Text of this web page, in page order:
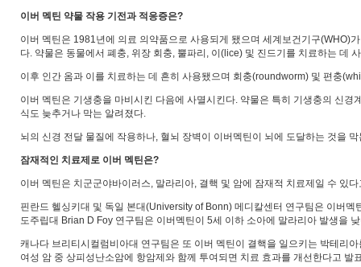
이버 멕틴 약물 작용 기전과 적응증은?
이버 멕틴은 1981년에 의료 의약품으로 사용되게 됐으며 세계보건기구
다. 약물은 동물에서 폐충, 위장 회충, 뿔파리, 이(lice) 및 진드기를 치료하는 데
이후 인간 옴과 이를 치료하는 데 흔히 사용됐으며 회충(roundworm) 및 편충
이버 멕틴은 기생충을 마비시킨 다음에 사멸시킨다. 약물은 특히 기생충의 신
식도 늦추거나 막는 알려졌다.
뇌의 신경 전달 물질에 작용하나, 혈뇌 장벽이 이버멕틴이 뇌에 도달하는 것을
잠재적인 치료제로 이버 멕틴은?
이버 멕틴은 치군군야바이러스, 말라리아, 결핵 및 암에 잠재적 치료제일 수 있
핀란드 헬싱키대 및 독일 본대(University of Bonn) 메디칼센터 연구팀은 이버
도주립대 Brian D Foy 연구팀은 이버멕틴이 5세 이하 소아에 말라리아 발생을
캐나다 브리티시컬럼비아대 연구팀은 또 이버 멕틴이 결핵을 일으키는 박테리
여성 암 중 상피성난소암에 항암제와 함께 투여되면 치료 효과를 개선한다고 발